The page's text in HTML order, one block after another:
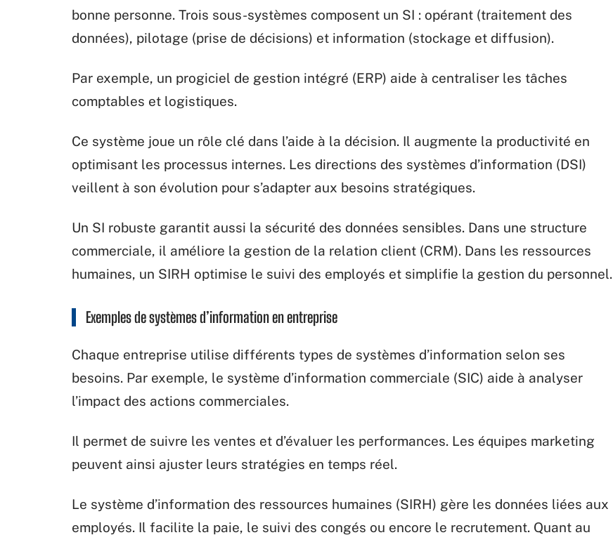
bonne personne. Trois sous-systèmes composent un SI : opérant (traitement des
données), pilotage (prise de décisions) et information (stockage et diffusion).
Par exemple, un progiciel de gestion intégré (ERP) aide à centraliser les tâches
comptables et logistiques.
Ce système joue un rôle clé dans l’aide à la décision. Il augmente la productivité en
optimisant les processus internes. Les directions des systèmes d’information (DSI)
veillent à son évolution pour s’adapter aux besoins stratégiques.
Un SI robuste garantit aussi la sécurité des données sensibles. Dans une structure
commerciale, il améliore la gestion de la relation client (CRM). Dans les ressources
humaines, un SIRH optimise le suivi des employés et simplifie la gestion du personnel.
Exemples de systèmes d’information en entreprise
Chaque entreprise utilise différents types de systèmes d’information selon ses
besoins. Par exemple, le système d’information commerciale (SIC) aide à analyser
l’impact des actions commerciales.
Il permet de suivre les ventes et d’évaluer les performances. Les équipes marketing
peuvent ainsi ajuster leurs stratégies en temps réel.
Le système d’information des ressources humaines (SIRH) gère les données liées aux
employés. Il facilite la paie, le suivi des congés ou encore le recrutement. Quant au